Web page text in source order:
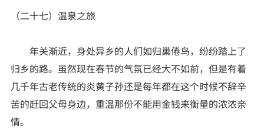
短篇文学
学园文学
异国文学
武侠文学
（二十七）温泉之旅
年关渐近，身处异乡的人们如归巢倦鸟，纷纷踏上了
归乡的路。虽然现在春节的气氛已经大不如前，但是有着
几千年古老传统的炎黄子孙还是每年都在这个时候不辞辛
苦的赶回父母身边，重温那份不能用金钱来衡量的浓浓亲
情。